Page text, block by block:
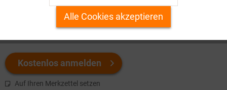
s/w-Version
Kostenlos anmelden
Auf Ihren Merkzettel setzen
Personalisierung Inaktiv
Service
Alle Cookies akzeptieren